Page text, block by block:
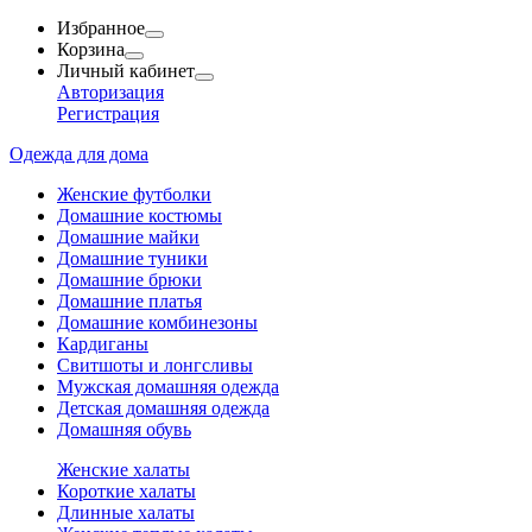
Избранное
Корзина
Личный кабинет
Авторизация
Регистрация
Одежда для дома
Женские футболки
Домашние костюмы
Домашние майки
Домашние туники
Домашние брюки
Домашние платья
Домашние комбинезоны
Кардиганы
Свитшоты и лонгсливы
Мужская домашняя одежда
Детская домашняя одежда
Домашняя обувь
Женские халаты
Короткие халаты
Длинные халаты